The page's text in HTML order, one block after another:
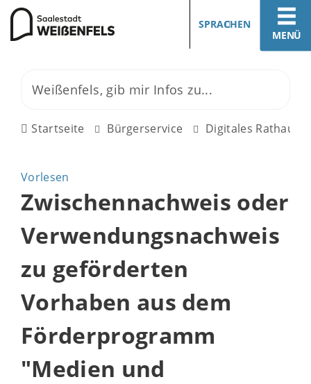
MENÜ
SPRACHEN
Startseite Bürgerservice Digitales Rathaus
Vorlesen
Zwischennachweis oder
Verwendungsnachweis
zu geförderten
Vorhaben aus dem
Förderprogramm
"Medien und